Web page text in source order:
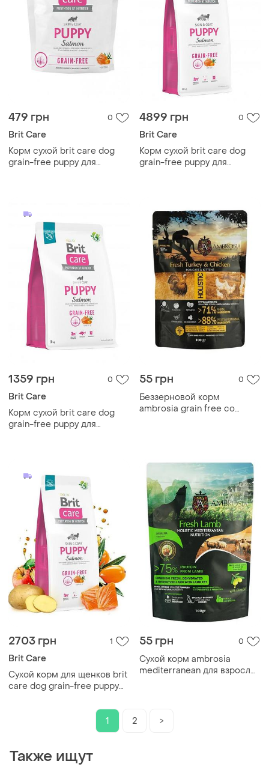
479 грн 0
Brit Care
Корм сухой brit care dog
grain-free puppy для
4899 грн 0
Brit Care
Корм сухой brit care dog
grain-free puppy для
1359 грн 0
Brit Care
Корм сухой brit care dog
grain-free puppy для
55 грн 0
Беззерновой корм
ambrosia grain free со
2703 грн 1
Brit Care
Сухой корм для щенков brit
care dog grain-free puppy
55 грн 0
Сухой корм ambrosia
mediterranean для взрослых
1 2 >
Также ищут